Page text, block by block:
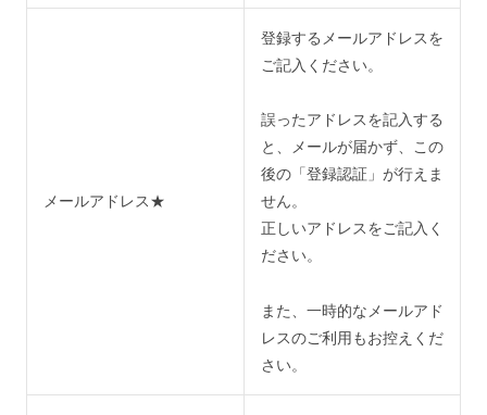
メールアドレス★
登録するメールアドレスを
ご記入ください。
誤ったアドレスを記入する
と、メールが届かず、この
後の「登録認証」が行えま
せん。
正しいアドレスをご記入く
ださい。
また、一時的なメールアド
レスのご利用もお控えくだ
さい。